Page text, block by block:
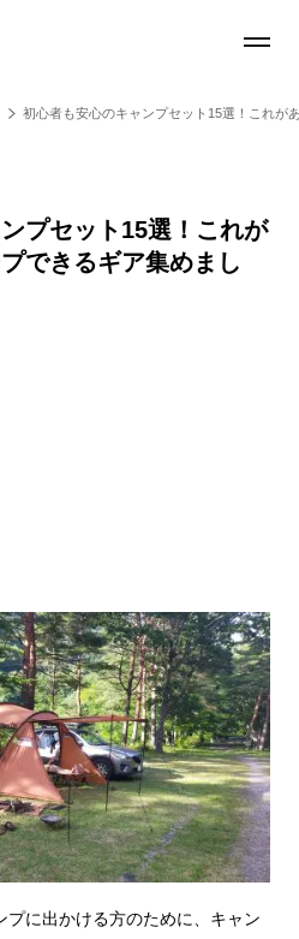
初心者も安心のキャンプセット15選！これが
プセット15選！これが
できるギア集めまし
に出かける方のために、キャン